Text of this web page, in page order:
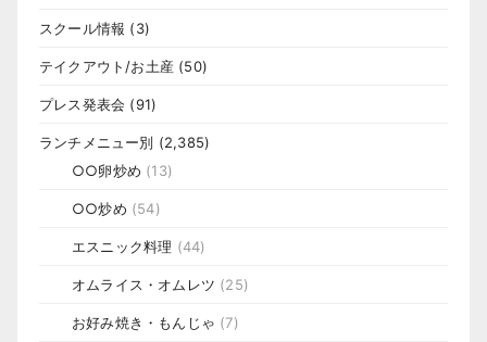
スクール情報 (3)
テイクアウト/お土産 (50)
プレス発表会 (91)
ランチメニュー別 (2,385)
○○卵炒め (13)
○○炒め (54)
エスニック料理 (44)
オムライス・オムレツ (25)
お好み焼き・もんじゃ (7)